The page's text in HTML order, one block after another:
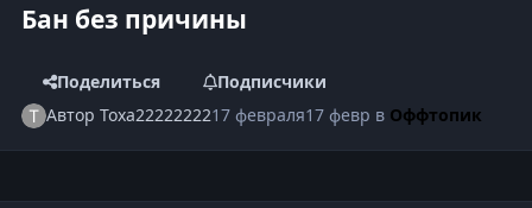
Бан без причины
Поделиться
Подписчики
АвторToxa2222222217 февраля17 февр в Оффтопик